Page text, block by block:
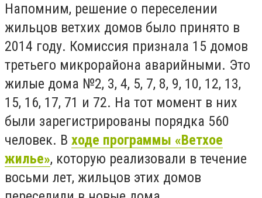
Напомним, решение о переселении
жильцов ветхих домов было принято в
2014 году. Комиссия признала 15 домов
третьего микрорайона аварийными. Это
жилые дома №2, 3, 4, 5, 7, 8, 9, 10, 12, 13,
15, 16, 17, 71 и 72. На тот момент в них
были зарегистрированы порядка 560
человек. В ходе программы «Ветхое
жилье», которую реализовали в течение
восьми лет, жильцов этих домов